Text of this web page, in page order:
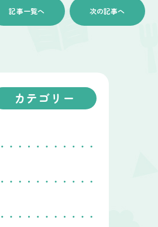
記事一覧へ 次の記事へ
カテゴリー